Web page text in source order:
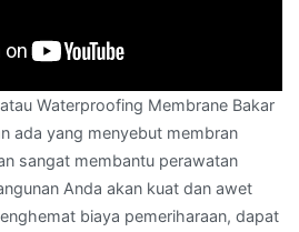
Waterproofing Membrane Bakar
ada yang menyebut membran
sangat membantu perawatan
Anda akan kuat dan awet
biaya pemeriharaan, dapat